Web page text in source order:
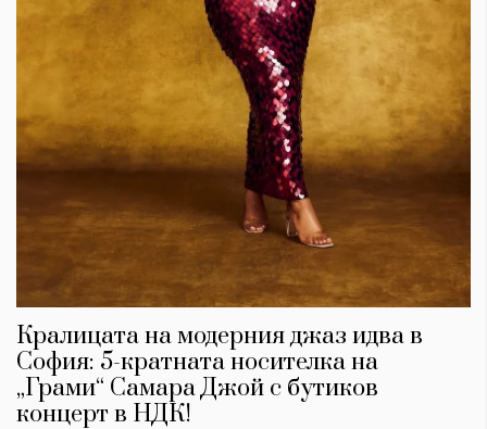
Кралицата на модерния джаз идва в
София: 5-кратната носителка на
„Грами“ Самара Джой с бутиков
концерт в НДК!